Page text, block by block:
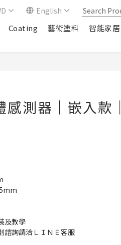
English
Coating 藝術塗料 智能家居
測器｜嵌入款｜
及教學
諮詢請洽ＬＩＮＥ客服